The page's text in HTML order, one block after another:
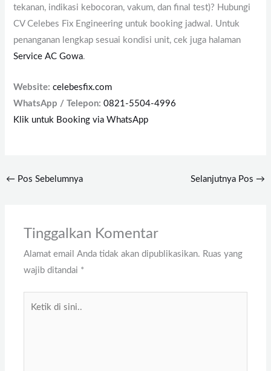
tekanan, indikasi kebocoran, vakum, dan final test)? Hubungi
CV Celebes Fix Engineering untuk booking jadwal. Untuk
penanganan lengkap sesuai kondisi unit, cek juga halaman
Service AC Gowa.
Website: celebesfix.com
WhatsApp / Telepon: 0821-5504-4996
Klik untuk Booking via WhatsApp
← Pos Sebelumnya Selanjutnya Pos →
Tinggalkan Komentar
Alamat email Anda tidak akan dipublikasikan. Ruas yang
wajib ditandai *